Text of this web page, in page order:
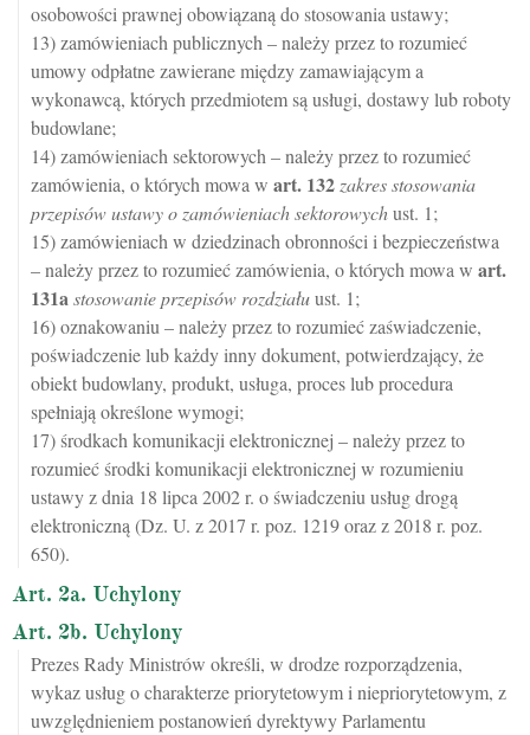
osobowości prawnej obowiązaną do stosowania ustawy;
13) zamówieniach publicznych – należy przez to rozumieć
umowy odpłatne zawierane między zamawiającym a
wykonawcą, których przedmiotem są usługi, dostawy lub roboty
budowlane;
14) zamówieniach sektorowych – należy przez to rozumieć
zamówienia, o których mowa w art. 132 zakres stosowania
przepisów ustawy o zamówieniach sektorowychust. 1;
15) zamówieniach w dziedzinach obronności i bezpieczeństwa
– należy przez to rozumieć zamówienia, o których mowa w art.
131astosowanie przepisów rozdziałuust. 1;
16) oznakowaniu – należy przez to rozumieć zaświadczenie,
poświadczenie lub każdy inny dokument, potwierdzający, że
obiekt budowlany, produkt, usługa, proces lub procedura
spełniają określone wymogi;
17) środkach komunikacji elektronicznej – należy przez to
rozumieć środki komunikacji elektronicznej w rozumieniu
ustawy z dnia 18 lipca 2002 r. o świadczeniu usług drogą
elektroniczną (Dz. U. z 2017 r. poz. 1219 oraz z 2018 r. poz.
650).
Art. 2a. Uchylony
Art. 2b. Uchylony
Prezes Rady Ministrów określi, w drodze rozporządzenia,
wykaz usług o charakterze priorytetowym i niepriorytetowym, z
uwzględnieniem postanowień dyrektywy Parlamentu